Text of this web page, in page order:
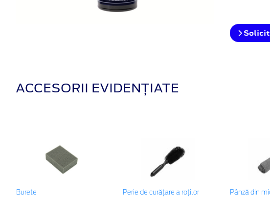
ACCESORII EVIDENȚIATE
Burete Perie de curățare a roților Pânză din